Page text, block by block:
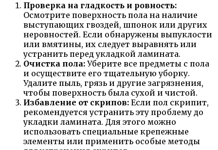
Проверка на гладкость и ровность:
Осмотрите поверхность пола на наличие
выступающих гвоздей, шпонок или других
неровностей. Если обнаружены выпуклости
или вмятины, их следует выравнять или
устранить перед укладкой ламината.
Очистка пола: Уберите все предметы с пола
и осуществите его тщательную уборку.
Удалите пыль, грязь и другие загрязнения,
чтобы поверхность была сухой и чистой.
Избавление от скрипов: Если пол скрипит,
рекомендуется устранить эту проблему до
укладки ламината. Для этого можно
использовать специальные крепежные
элементы или применить особые методы